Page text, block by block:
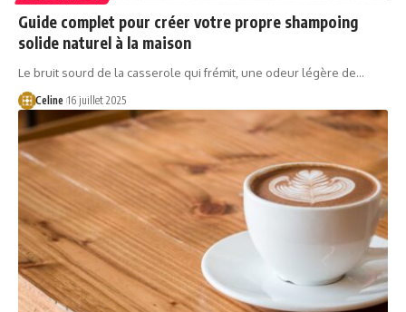
Guide complet pour créer votre propre shampoing
solide naturel à la maison
Le bruit sourd de la casserole qui frémit, une odeur légère de…
Celine 16 juillet 2025